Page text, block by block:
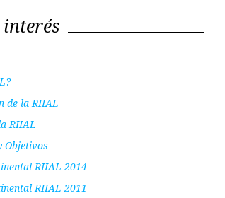
de la RIIAL
RIIAL
Objetivos
RIIAL 2014
RIIAL 2011